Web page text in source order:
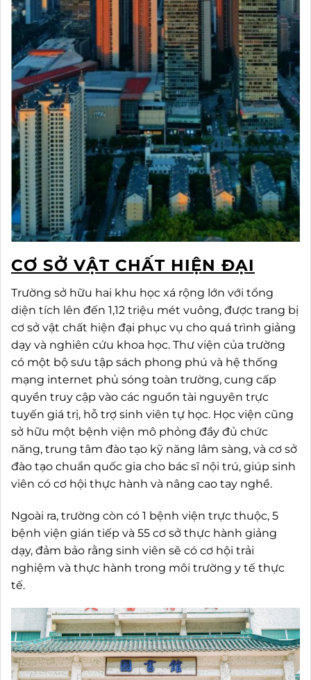
CƠ SỞ VẬT CHẤT HIỆN ĐẠI
Trường sở hữu hai khu học xá rộng lớn với tổng
diện tích lên đến 1,12 triệu mét vuông, được trang bị
cơ sở vật chất hiện đại phục vụ cho quá trình giảng
dạy và nghiên cứu khoa học. Thư viện của trường
có một bộ sưu tập sách phong phú và hệ thống
mạng internet phủ sóng toàn trường, cung cấp
quyền truy cập vào các nguồn tài nguyên trực
tuyến giá trị, hỗ trợ sinh viên tự học. Học viện cũng
sở hữu một bệnh viện mô phỏng đầy đủ chức
năng, trung tâm đào tạo kỹ năng lâm sàng, và cơ sở
đào tạo chuẩn quốc gia cho bác sĩ nội trú, giúp sinh
viên có cơ hội thực hành và nâng cao tay nghề.
Ngoài ra, trường còn có 1 bệnh viện trực thuộc, 5
bệnh viện gián tiếp và 55 cơ sở thực hành giảng
dạy, đảm bảo rằng sinh viên sẽ có cơ hội trải
nghiệm và thực hành trong môi trường y tế thực
tế.